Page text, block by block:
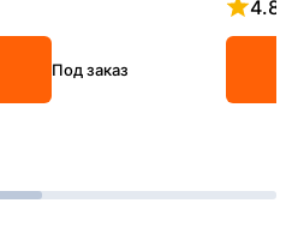
Под заказ
4.8